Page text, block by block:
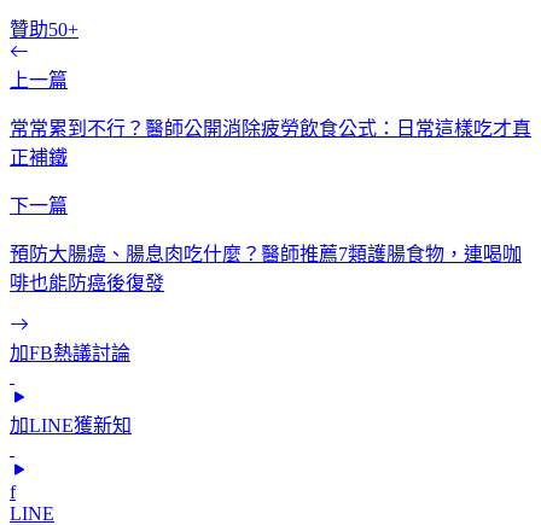
贊助50+
上一篇
常常累到不行？醫師公開消除疲勞飲食公式：日常這樣吃才真
正補鐵
下一篇
預防大腸癌、腸息肉吃什麼？醫師推薦7類護腸食物，連喝咖
啡也能防癌後復發
加FB熱議討論
加LINE獲新知
f
LINE